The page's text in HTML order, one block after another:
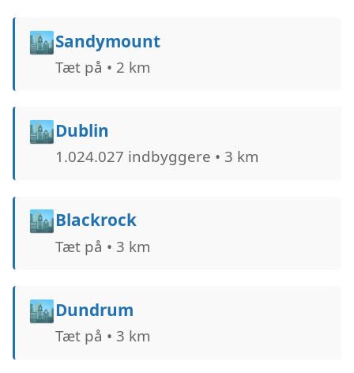
🏙️Sandymount
Tæt på • 2 km
🏙️Dublin
1.024.027 indbyggere • 3 km
🏙️Blackrock
Tæt på • 3 km
🏙️Dundrum
Tæt på • 3 km